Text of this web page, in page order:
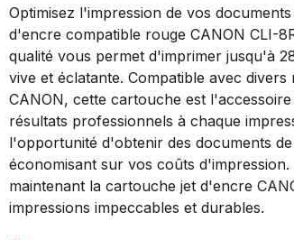
Optimisez l'impression de vos
d'encre compatible rouge CANON CLI-
qualité vous permet d'imprimer jusqu'à
vive et éclatante. Compatible avec divers
CANON, cette cartouche est
résultats professionnels à chaque
l'opportunité d'obtenir des documents
économisant sur vos coûts d'impression.
maintenant la cartouche jet d'encre
impressions impeccables et durables.